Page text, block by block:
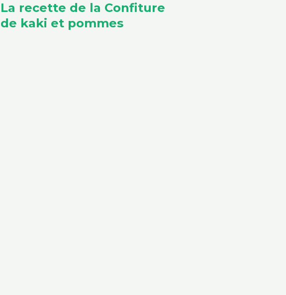
La recette de la Confiture
de kaki et pommes